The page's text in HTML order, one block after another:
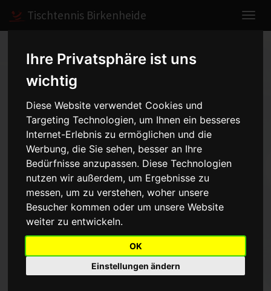
Ihre Privatsphäre ist uns
wichtig
Diese Website verwendet Cookies und
Targeting Technologien, um Ihnen ein besseres
Internet-Erlebnis zu ermöglichen und die
Werbung, die Sie sehen, besser an Ihre
Bedürfnisse anzupassen. Diese Technologien
nutzen wir außerdem, um Ergebnisse zu
messen, um zu verstehen, woher unsere
Besucher kommen oder um unsere Website
weiter zu entwickeln.
OK
Einstellungen ändern
Tischtennis Birkenheide
Home Berichte
2017
Saisonabschluss der Jugend 2017
Saisonabschluss der Jugend
2017- 21.05.2017
Auf der Suche oder einer Idee was wir mit den Kids als
Saisonabschluss machen könnten gab es eine große Mehrheit der
Jugendlichen für den Besuch im Holiday Park in Hassloch.
Also starteten wir mit insgesamt 16 Teilnehmern am 20. Mai nach
Hassloch. Vorab gesagt, ein schöner fast stressfreier Tag
erwartete uns. Und die vorausberechnete
Regenwahrscheinlichkeit von 5 % trat zum Glück auch nicht auf.
Kurz nachdem wir im Park angekommen waren, dann noch eine